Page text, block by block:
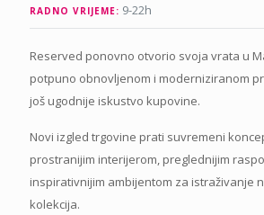
RADNO VRIJEME: 9-22h
Reserved ponovno otvorio svoja vrata u
potpuno obnovljenom i moderniziranom
još ugodnije iskustvo kupovine.
Novi izgled trgovine prati suvremeni
prostranijim interijerom, preglednijim
inspirativnijim ambijentom za istraživanje
kolekcija.